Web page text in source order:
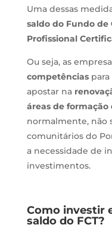
Uma dessas
saldo do Fundo de
Profissional
Ou seja, as
competênciaspara
apostar na
áreas de
normalmente, não
comunitários do
a necessidade de
investimentos.
Como investir
saldo do FCT?